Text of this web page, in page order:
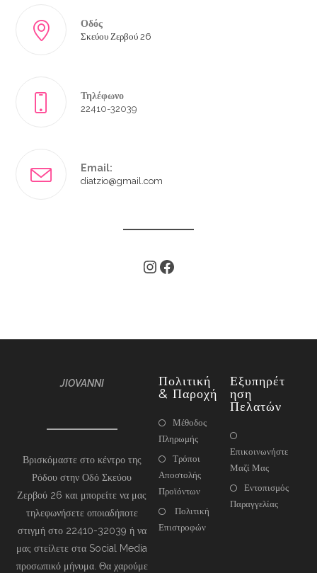
Οδός
Σκεύου Ζερβού 26
Τηλέφωνο
22410-32039
Email:
diatzio@gmail.com
JIOVANNI
Βρισκόμαστε στο κέντρο της
Ρόδου στην Οδό Σκεύου
Ζερβού 26 και μπορείτε να μας
τηλεφωνήσετε οποιαδήποτε
στιγμή στο 22410-32039 ή να
μας στείλετε στα Social Media
προσωπικό μήνυμα. Θα χαρούμε
Πολιτική
& Παροχή
Μέθοδος
Πληρωμής
Τρόποι
Αποστολής
Προϊόντων
Πολιτική
Επιστροφών
Εξυπηρέτ
Ηση
Πελατών
Επικοινωνήστε
Μαζί Μας
Εντοπισμός
Παραγγελίας